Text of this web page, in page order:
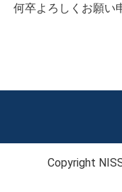
何卒よろしくお願い
Copyright